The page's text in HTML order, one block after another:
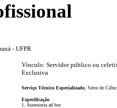
- UFPR
Vínculo: Servidor público ou
Exclusiva
Serviço Técnico Especializado , Setor de
Especificação
1. Assessoria ad hoc